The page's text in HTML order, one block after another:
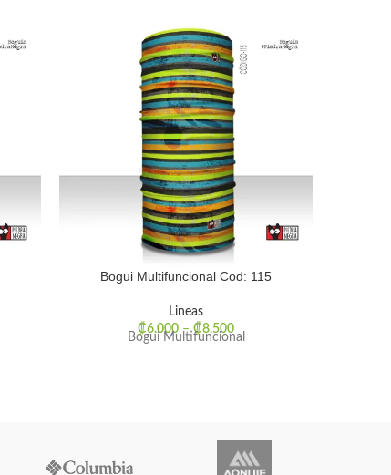
Bogui Multifuncional Cod: 115
Lineas
₡6.000 –₡8.500
Bogui Multifuncional